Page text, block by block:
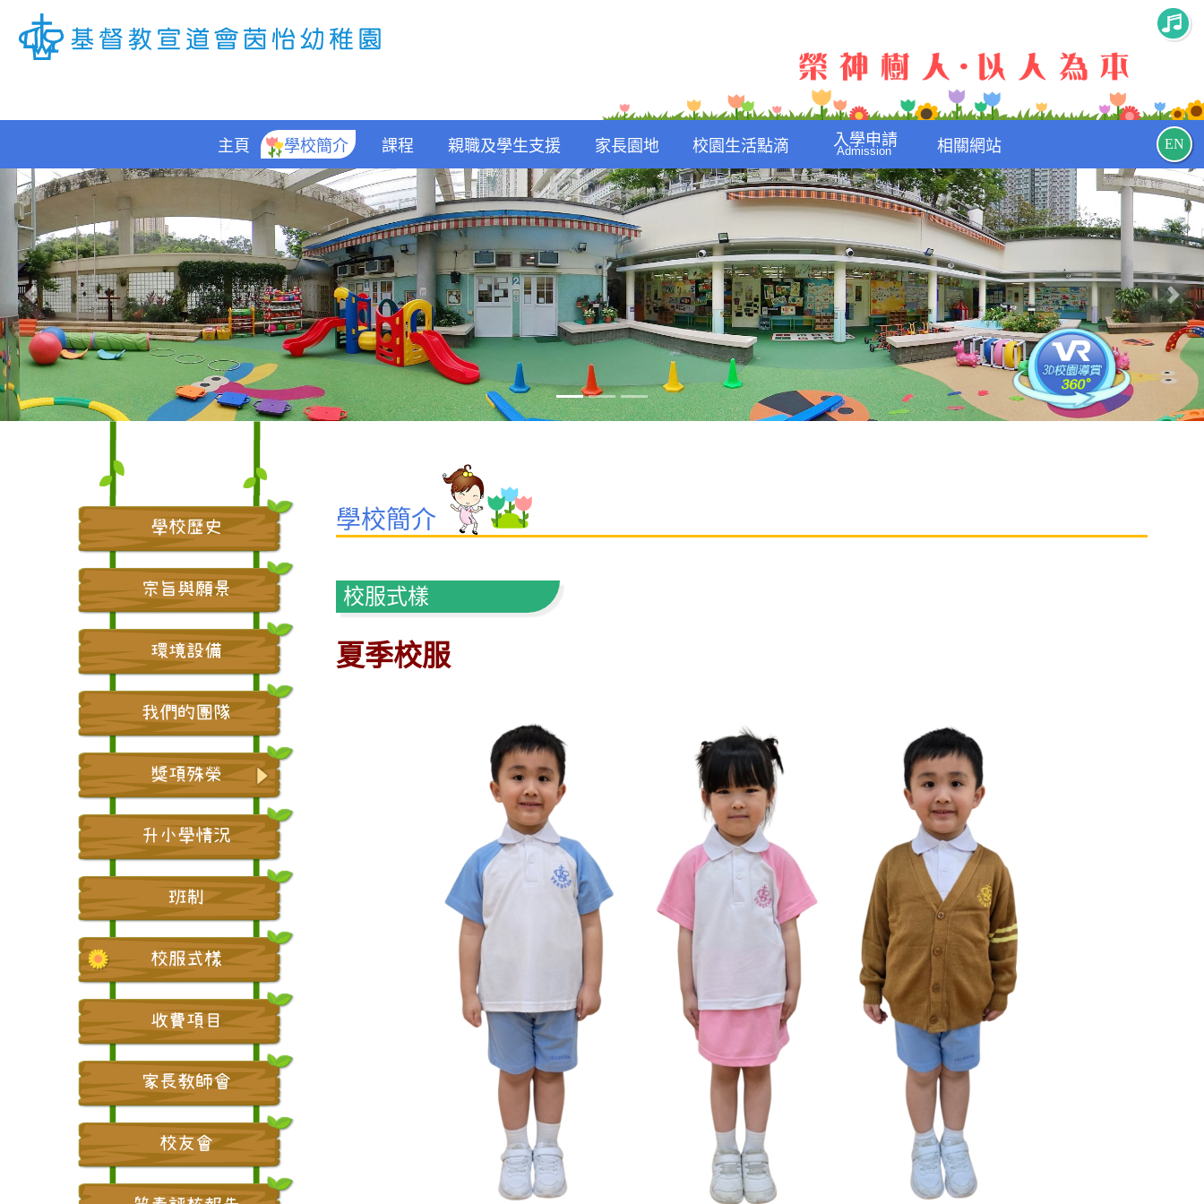
主頁 學校簡介 課程 親職及學生支援 家長園地 校園生活點滴 入學申請
Admission 相關網站 EN
Previous Next
學校歷史
宗旨與願景
環境設備
我們的團隊
獎項殊榮
升小學情況
班制
校服式樣
收費項目
家長教師會
校友會
學校簡介
校服式樣
夏季校服